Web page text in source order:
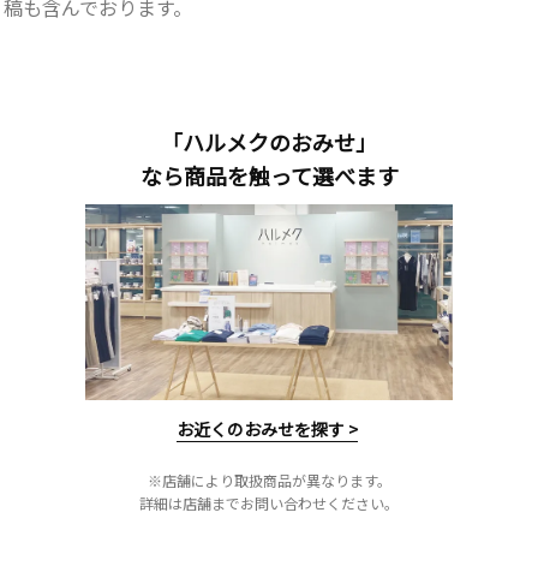
稿も含んでおります。
「ハルメクのおみせ」
なら商品を触って選べます
お近くのおみせを探す >
※店舗により取扱商品が異なります。
詳細は店舗までお問い合わせください。